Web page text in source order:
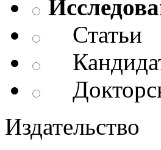
Статьи
Издательство